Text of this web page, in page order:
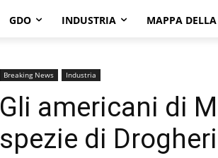
GDO INDUSTRIA MAPPA
Breaking News Industria
Gli americani di
spezie di